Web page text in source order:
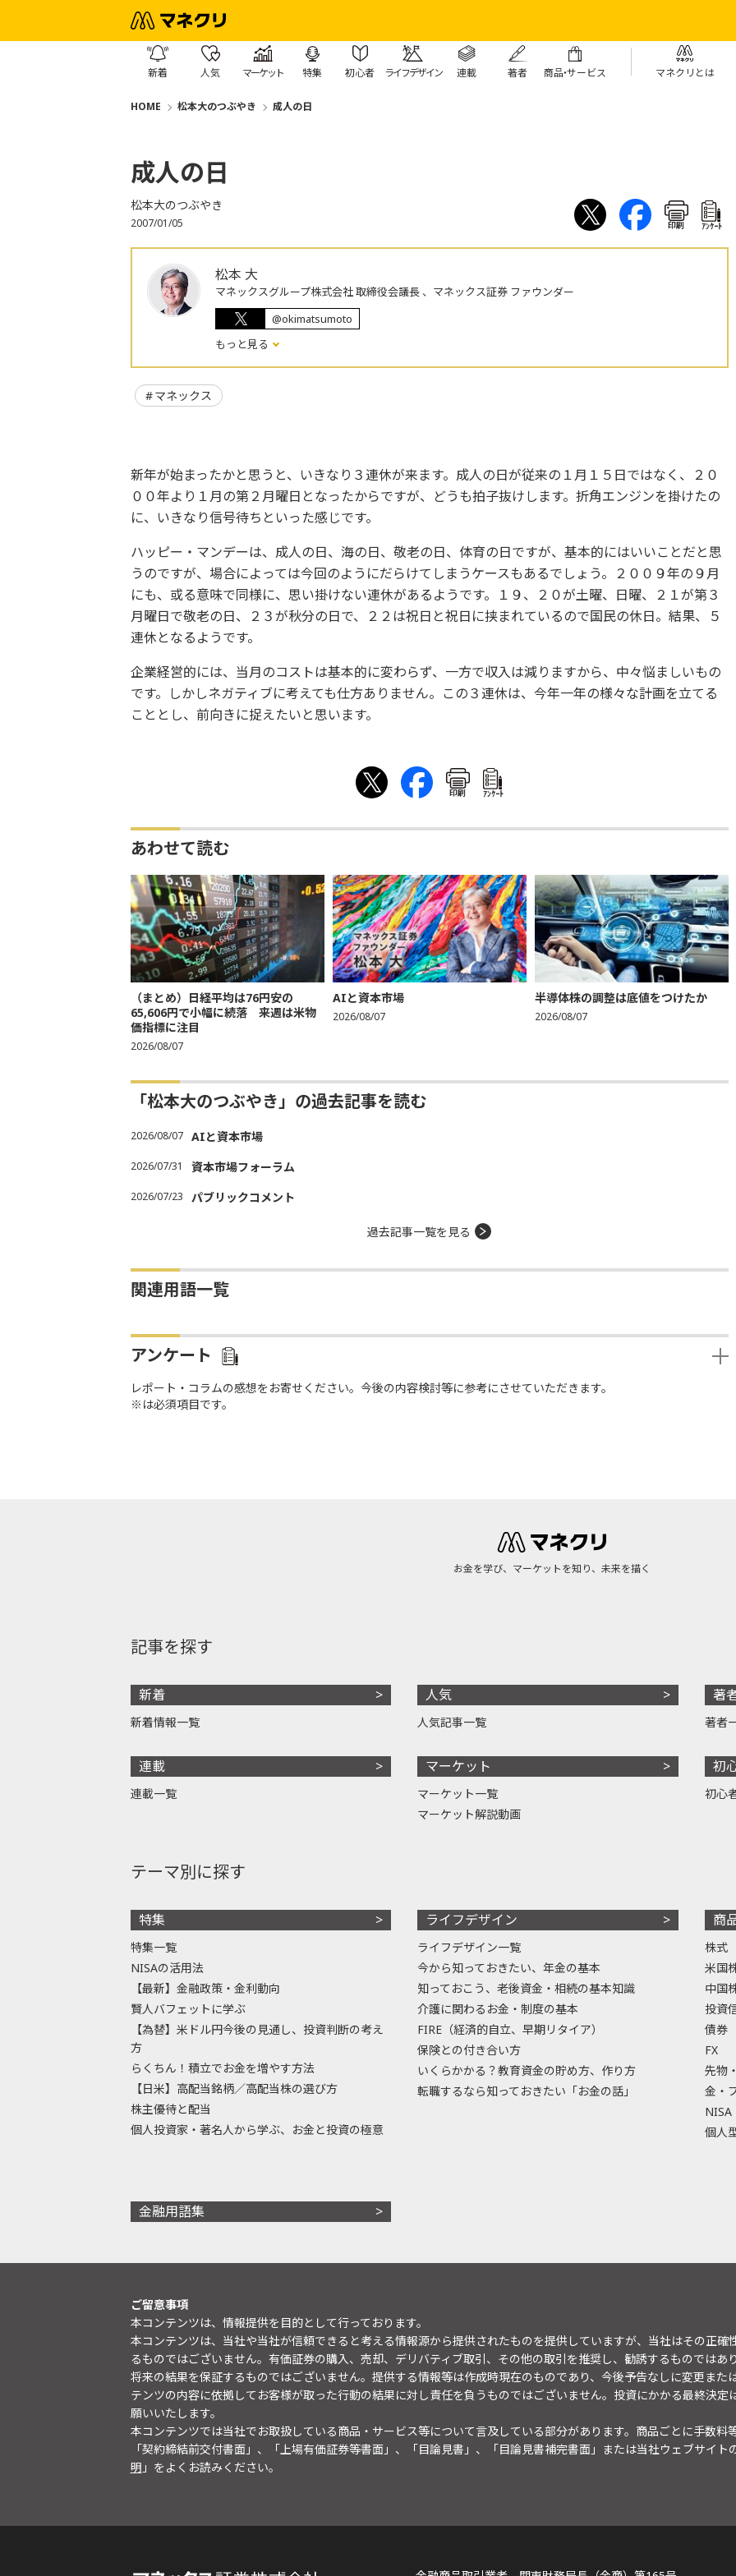
新着 人気 マーケット 特集 初心者 ライフデザイン 連載 著者 商品・サービス マネクリとは
HOME 松本大のつぶやき 成人の日
成人の日
松本大のつぶやき
2007/01/05 印刷 ｱﾝｹｰﾄ
松本 大
マネックスグループ株式会社 取締役会議長 、マネックス証券 ファウンダー
@okimatsumoto
もっと見る
マネックス
新年が始まったかと思うと、いきなり３連休が来ます。成人の日が従来の１月１５日ではなく、２０
００年より１月の第２月曜日となったからですが、どうも拍子抜けします。折角エンジンを掛けたの
に、いきなり信号待ちといった感じです。
ハッピー・マンデーは、成人の日、海の日、敬老の日、体育の日ですが、基本的にはいいことだと思
うのですが、場合によっては今回のようにだらけてしまうケースもあるでしょう。２００９年の９月
にも、或る意味で同様に、思い掛けない連休があるようです。１９、２０が土曜、日曜、２１が第３
月曜日で敬老の日、２３が秋分の日で、２２は祝日と祝日に挟まれているので国民の休日。結果、５
連休となるようです。
企業経営的には、当月のコストは基本的に変わらず、一方で収入は減りますから、中々悩ましいもの
です。しかしネガティブに考えても仕方ありません。この３連休は、今年一年の様々な計画を立てる
こととし、前向きに捉えたいと思います。
印刷 ｱﾝｹｰﾄ
あわせて読む
（まとめ）日経平均は76円安の
65,606円で小幅に続落 来週は米物
価指標に注目
2026/08/07
AIと資本市場
2026/08/07
半導体株の調整は底値をつけたか
2026/08/07
「松本大のつぶやき」の過去記事を読む
2026/08/07 AIと資本市場
2026/07/31 資本市場フォーラム
2026/07/23 パブリックコメント
過去記事一覧を見る
関連用語一覧
アンケート
レポート・コラムの感想をお寄せください。今後の内容検討等に参考にさせていただきます。
※は必須項目です。
お金を学び、マーケットを知り、未来を描く
記事を探す
新着
新着情報一覧
連載
連載一覧
人気
人気記事一覧
マーケット
マーケット一覧
マーケット解説動画
著
著者
初
初心
テーマ別に探す
特集
特集一覧
NISAの活用法
【最新】金融政策・金利動向
賢人バフェットに学ぶ
【為替】米ドル円今後の見通し、投資判断の考え
方
らくちん！積立でお金を増やす方法
【日米】高配当銘柄／高配当株の選び方
株主優待と配当
個人投資家・著名人から学ぶ、お金と投資の極意
ライフデザイン
ライフデザイン一覧
今から知っておきたい、年金の基本
知っておこう、老後資金・相続の基本知識
介護に関わるお金・制度の基本
FIRE（経済的自立、早期リタイア）
保険との付き合い方
いくらかかる？教育資金の貯め方、作り方
転職するなら知っておきたい「お金の話」
商
株式
米国
中国
投資
債券
FX
先物
金・
NISA
個人
金融用語集
ご留意事項
本コンテンツは、情報提供を目的として行っております。
本コンテンツは、当社や当社が信頼できると考える情報源から提供されたものを提供していますが、当社はその正
るものではございません。有価証券の購入、売却、デリバティブ取引、その他の取引を推奨し、勧誘するものではあ
将来の結果を保証するものではございません。提供する情報等は作成時現在のものであり、今後予告なしに変更また
テンツの内容に依拠してお客様が取った行動の結果に対し責任を負うものではございません。投資にかかる最終決
願いいたします。
本コンテンツでは当社でお取扱している商品・サービス等について言及している部分があります。商品ごとに手数料
「契約締結前交付書面」、「上場有価証券等書面」、「目論見書」、「目論見書補完書面」または当社ウェブサイト
明 」をよくお読みください。